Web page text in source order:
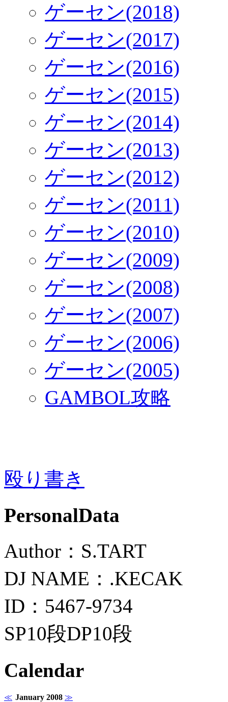
ゲーセン(2018)
ゲーセン(2017)
ゲーセン(2016)
ゲーセン(2015)
ゲーセン(2014)
ゲーセン(2013)
ゲーセン(2012)
ゲーセン(2011)
ゲーセン(2010)
ゲーセン(2009)
ゲーセン(2008)
ゲーセン(2007)
ゲーセン(2006)
ゲーセン(2005)
GAMBOL攻略
殴り書き
PersonalData
Author：S.TART
DJ NAME：.KECAK
ID：5467-9734
SP10段DP10段
Calendar
≪ January 2008 ≫